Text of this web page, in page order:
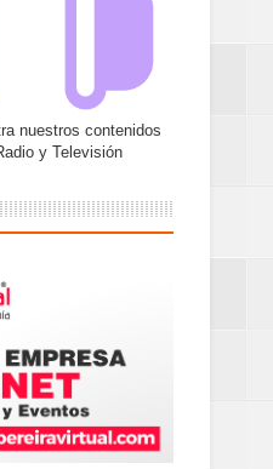
nuestros contenidos
y Televisión